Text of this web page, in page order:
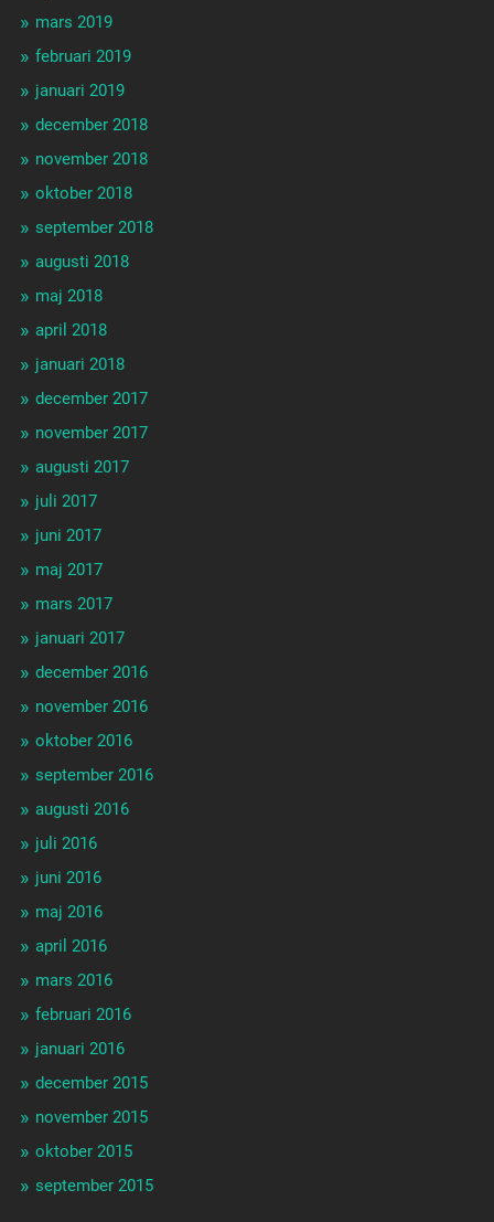
mars 2019
februari 2019
januari 2019
december 2018
november 2018
oktober 2018
september 2018
augusti 2018
maj 2018
april 2018
januari 2018
december 2017
november 2017
augusti 2017
juli 2017
juni 2017
maj 2017
mars 2017
januari 2017
december 2016
november 2016
oktober 2016
september 2016
augusti 2016
juli 2016
juni 2016
maj 2016
april 2016
mars 2016
februari 2016
januari 2016
december 2015
november 2015
oktober 2015
september 2015